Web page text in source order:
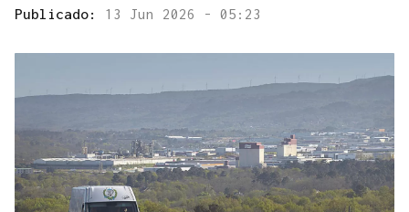
Publicado: 13 Jun 2026 - 05:23